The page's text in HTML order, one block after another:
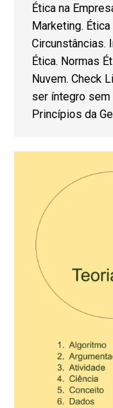
Ética na
Marketing.
Circunstâncias.
Ética. Normas
Nuvem. Check
ser íntegro sem
Princípios da